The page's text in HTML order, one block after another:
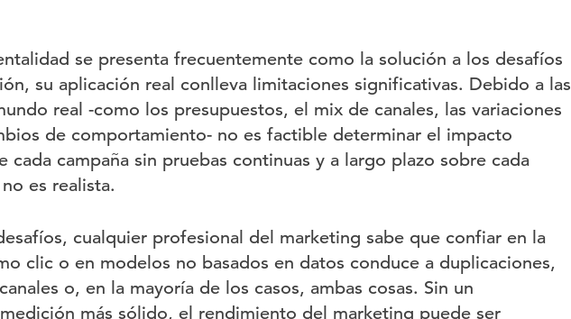
se presenta frecuentemente como la solución a los desafíos
su aplicación real conlleva limitaciones significativas. Debido a las
real -como los presupuestos, el mix de canales, las variaciones
de comportamiento- no es factible determinar el impacto
cada campaña sin pruebas continuas y a largo plazo sobre cada
es realista.
cualquier profesional del marketing sabe que confiar en la
clic o en modelos no basados en datos conduce a duplicaciones,
o, en la mayoría de los casos, ambas cosas. Sin un
más sólido, el rendimiento del marketing puede ser